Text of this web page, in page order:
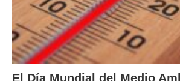
El Día Mundial del Medio